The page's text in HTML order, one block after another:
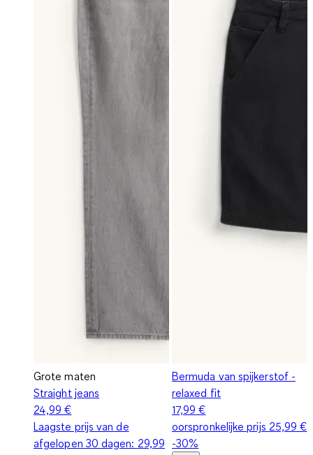
Grote maten
Straight jeans
24,99 €
Laagste prijs van de
afgelopen 30 dagen: 29,99
Bermuda van spijkerstof -
relaxed fit
17,99 €
oorspronkelijke prijs 25,99 €
-30%